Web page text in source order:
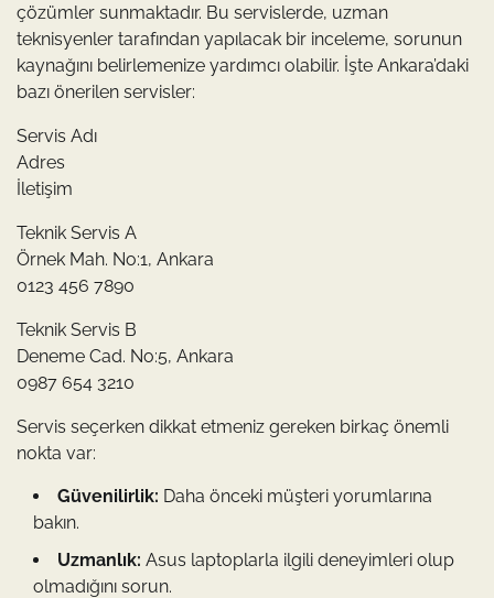
çözümler sunmaktadır. Bu servislerde, uzman
teknisyenler tarafından yapılacak bir inceleme, sorunun
kaynağını belirlemenize yardımcı olabilir. İşte Ankara’daki
bazı önerilen servisler:
Servis Adı
Adres
İletişim
Teknik Servis A
Örnek Mah. No:1, Ankara
0123 456 7890
Teknik Servis B
Deneme Cad. No:5, Ankara
0987 654 3210
Servis seçerken dikkat etmeniz gereken birkaç önemli
nokta var:
Güvenilirlik: Daha önceki müşteri yorumlarına
bakın.
Uzmanlık: Asus laptoplarla ilgili deneyimleri olup
olmadığını sorun.